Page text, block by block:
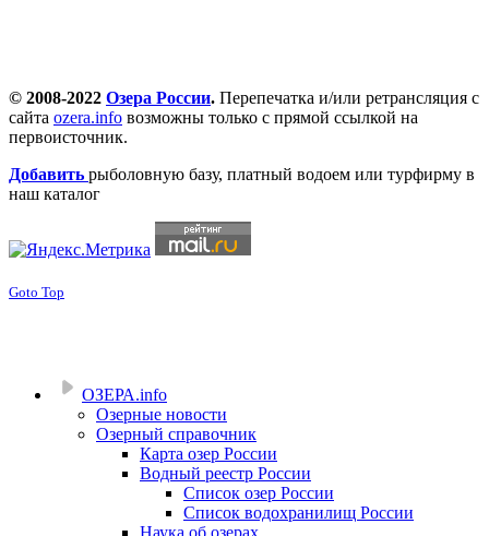
© 2008-2022 Озера России. Перепечатка и/или ретрансляция с
сайта ozera.info возможны только с прямой ссылкой на
первоисточник.
Добавить рыболовную базу, платный водоем или турфирму в
наш каталог
Goto Top
ОЗЕРА.info
Озерные новости
Озерный справочник
Карта озер России
Водный реестр России
Список озер России
Список водохранилищ России